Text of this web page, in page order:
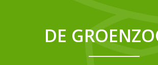
DE